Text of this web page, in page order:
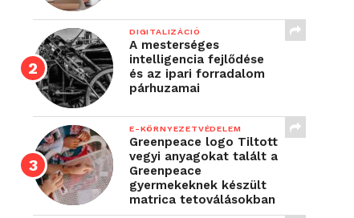
DIGITALIZÁCIÓ
A mesterséges
intelligencia fejlődése
és az ipari forradalom
párhuzamai
E-KÖRNYEZETVÉDELEM
Greenpeace logo Tiltott
vegyi anyagokat talált a
Greenpeace
gyermekeknek készült
matrica tetoválásokban